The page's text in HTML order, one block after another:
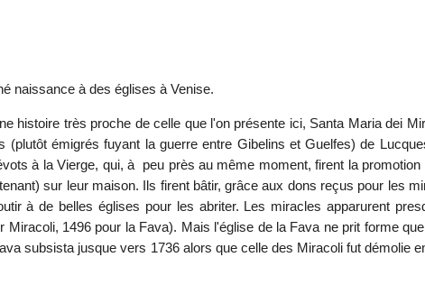
naissance à des églises à Venise.
histoire très proche de celle que l'on présente ici, Santa Maria dei
émigrés fuyant la guerre entre Gibelins et Guelfes) de
à la Vierge, qui, à peu près au même moment, firent la
sur leur maison. Ils firent bâtir, grâce aux dons reçus pour les
à de belles églises pour les abriter. Les miracles apparurent
1496 pour la Fava). Mais l'église de la Fava ne prit forme
subsista jusque vers 1736 alors que celle des Miracoli fut démolie